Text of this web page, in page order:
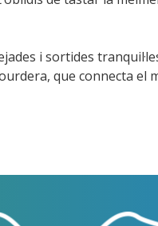
i sortides
que connecta el